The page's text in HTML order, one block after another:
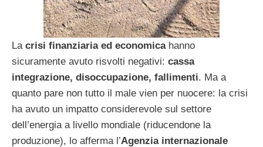
La crisi finanziaria ed economicahanno
sicuramente avuto risvolti negativi: cassa
integrazione, disoccupazione, fallimenti. Ma a
quanto pare non tutto il male vien per nuocere: la crisi
ha avuto un impatto considerevole sul settore
dell’energia a livello mondiale (riducendone la
produzione), lo afferma l’Agenzia internazionale